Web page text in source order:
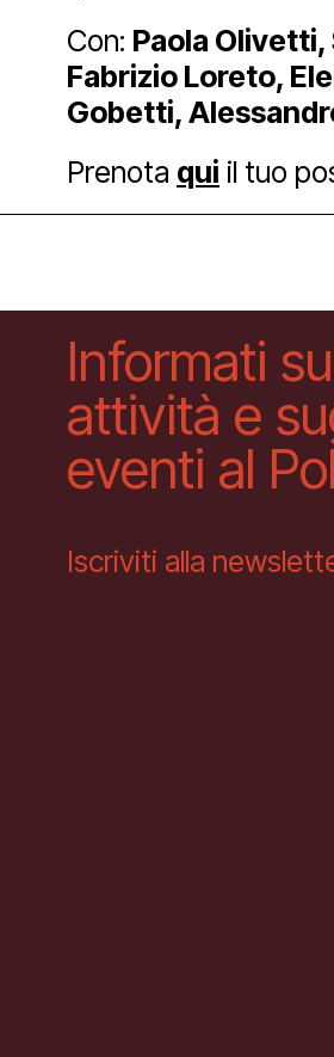
Facebook
Con: Paola Olivetti,
Fabrizio Loreto,
Gobetti,
Prenota qui il tuo
Informati
attività e
eventi al
Iscriviti alla